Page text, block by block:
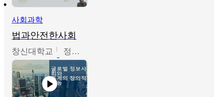
사회과학
법과안전한사회
창신대학교 정연균